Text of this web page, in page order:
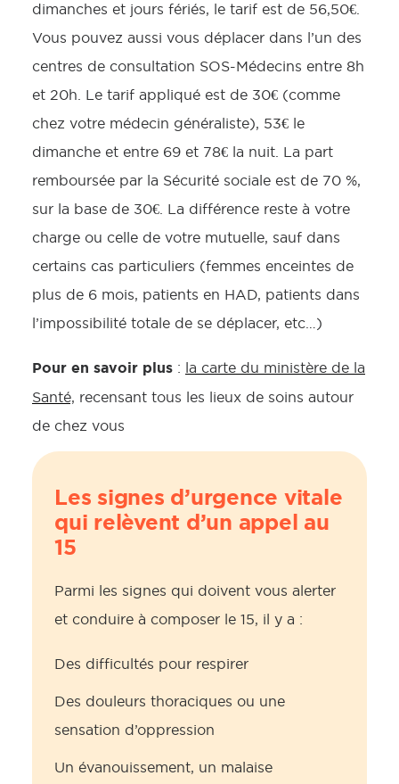
dimanches et jours fériés, le tarif est de 56,50€.
Vous pouvez aussi vous déplacer dans l’un des
centres de consultation SOS-Médecins entre 8h
et 20h. Le tarif appliqué est de 30€ (comme
chez votre médecin généraliste), 53€ le
dimanche et entre 69 et 78€ la nuit. La part
remboursée par la Sécurité sociale est de 70 %,
sur la base de 30€. La différence reste à votre
charge ou celle de votre mutuelle, sauf dans
certains cas particuliers (femmes enceintes de
plus de 6 mois, patients en HAD, patients dans
l’impossibilité totale de se déplacer, etc…)
Pour en savoir plus : la carte du ministère de la
Santé, recensant tous les lieux de soins autour
de chez vous
Les signes d’urgence vitale
qui relèvent d’un appel au
15
Parmi les signes qui doivent vous alerter
et conduire à composer le 15, il y a :
Des difficultés pour respirer
Des douleurs thoraciques ou une
sensation d’oppression
Un évanouissement, un malaise